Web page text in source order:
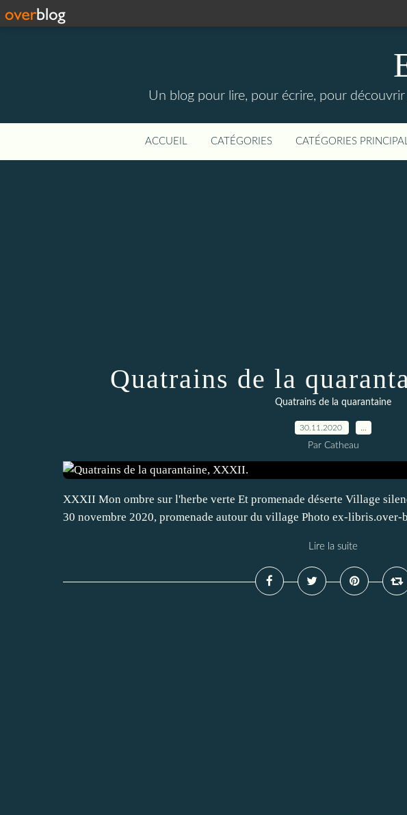
Un blog pour lire, pour écrire, pour
ACCUEIL CATÉGORIES CATÉGORIES
Quatrains de la
Quatrains de la quarantaine
30.11.2020
Par Catheau
XXXII Mon ombre sur l'herbe verte Et promenade déserte Village
30 novembre 2020, promenade autour du village Photo ex-libris.over-
Lire la suite